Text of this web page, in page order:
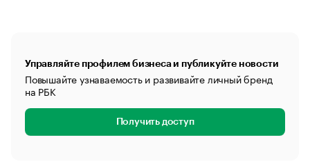
Управляйте профилем бизнеса и публикуйте новости
Повышайте узнаваемость и развивайте личный бренд
на РБК
Получить доступ